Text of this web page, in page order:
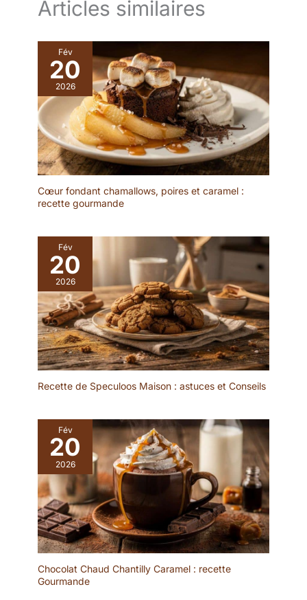
maison. ✔ POLYVALENT
comme plateau décoratif
pour bougies, vases,
compositions florales ou
décorations saisonnières
sur une table à manger,
une table basse ou un
buffet. ✔ VERRE
RÉSISTANT ET
ENTRETIEN FACILE:
transparent de qualité, ce
nettoyer pour une
utilisation quotidienne ou
lors de réceptions et
événements.
Articles similaires
Fév
20
2026
Cœur fondant chamallows, poires et caramel :
recette gourmande
Fév
20
2026
Recette de Speculoos Maison : astuces et Conseils
Fév
20
2026
Chocolat Chaud Chantilly Caramel : recette
Gourmande